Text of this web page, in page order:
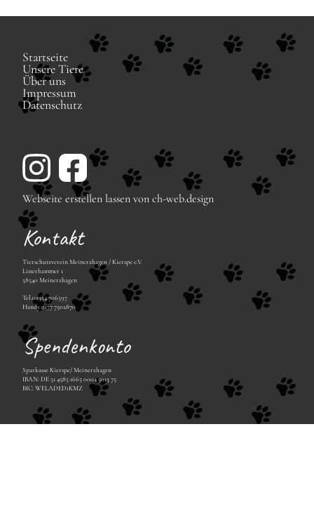
Navigation
überspringen
Startseite
Unsere Tiere
Über uns
Impressum
Datenschutz
Webseite erstellen lassen von ch-web.design
Kontakt
Tierschutzverein Meinerzhagen / Kierspe e.V.
Listerhammer 1
58540 Meinerzhagen
Tel.02354 706597
Handy 0177 7502870
Spendenkonto
Sparkasse Kierspe/ Meinerzhagen
IBAN: DE 51 4585 1665 0004 5013 75
BIC: WELADED1KMZ